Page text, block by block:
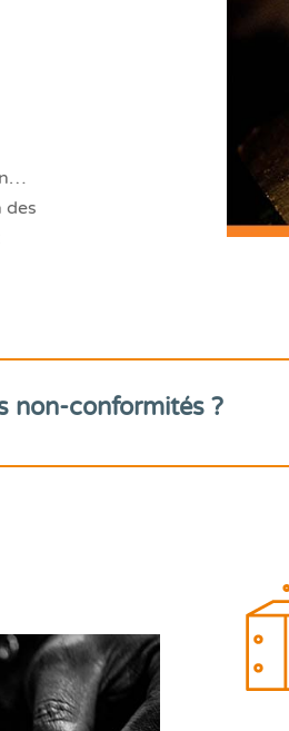
des
non-conformités ?